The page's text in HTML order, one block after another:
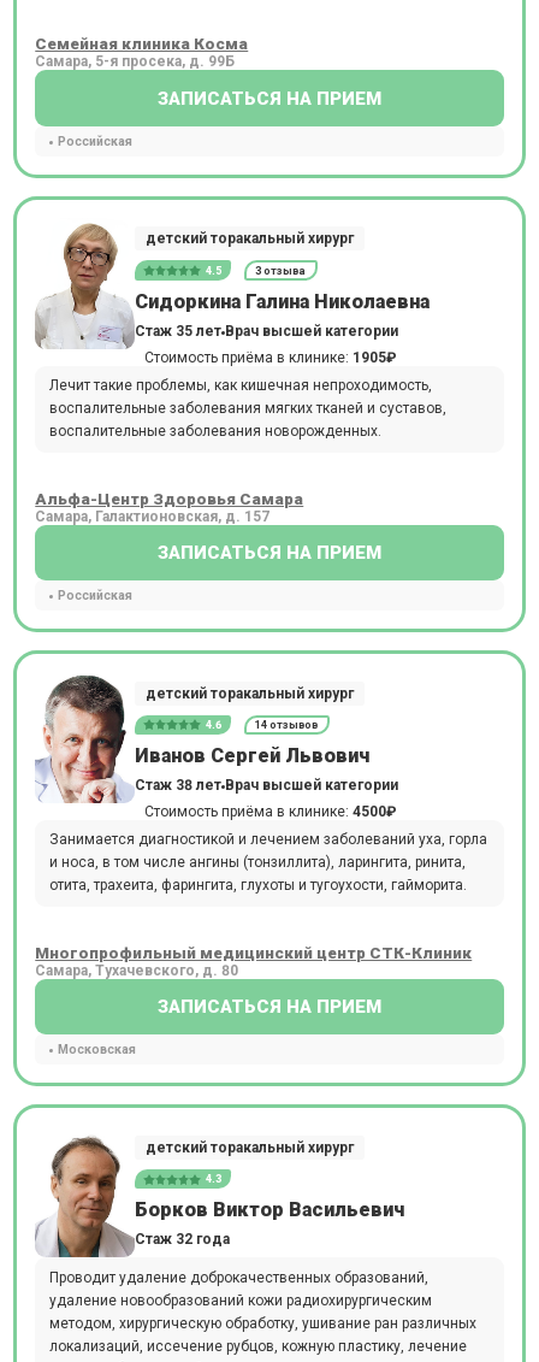
Семейная клиника Косма
Самара, 5-я просека, д. 99Б
ЗАПИСАТЬСЯ НА ПРИЕМ
Российская
детский торакальный хирург
4.5 3 отзыва
Сидоркина Галина Николаевна
Стаж 35 лет Врач высшей категории
Стоимость приёма в клинике: 1905₽
Лечит такие проблемы, как кишечная непроходимость,
воспалительные заболевания мягких тканей и суставов,
воспалительные заболевания новорожденных.
Альфа-Центр Здоровья Самара
Самара, Галактионовская, д. 157
ЗАПИСАТЬСЯ НА ПРИЕМ
Российская
детский торакальный хирург
4.6 14 отзывов
Иванов Сергей Львович
Стаж 38 лет Врач высшей категории
Стоимость приёма в клинике: 4500₽
Занимается диагностикой и лечением заболеваний уха, горла
и носа, в том числе ангины (тонзиллита), ларингита, ринита,
отита, трахеита, фарингита, глухоты и тугоухости, гайморита.
Многопрофильный медицинский центр СТК-Клиник
Самара, Тухачевского, д. 80
ЗАПИСАТЬСЯ НА ПРИЕМ
Московская
детский торакальный хирург
4.3
Борков Виктор Васильевич
Стаж 32 года
Проводит удаление доброкачественных образований,
удаление новообразований кожи радиохирургическим
методом, хирургическую обработку, ушивание ран различных
локализаций, иссечение рубцов, кожную пластику, лечение